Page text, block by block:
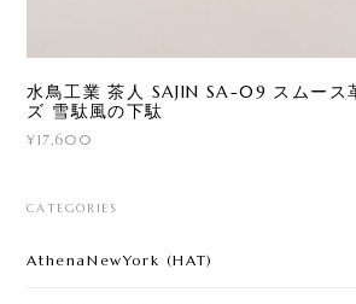
水鳥工業 茶人 SAJIN SA-09 スムース
ズ 雪駄風の下駄
¥17,600
CATEGORIES
AthenaNewYork (HAT)